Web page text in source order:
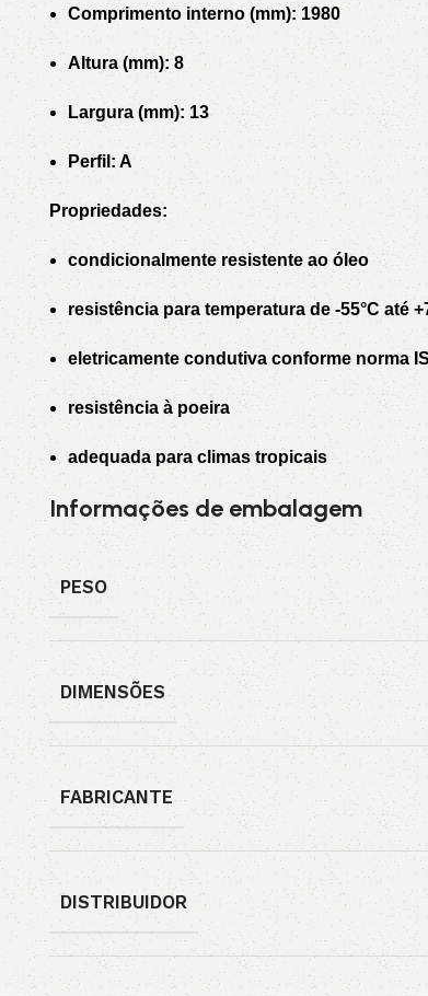
Comprimento interno (mm): 1980
Altura (mm): 8
Largura (mm): 13
Perfil: A
Propriedades:
condicionalmente resistente ao óleo
resistência para temperatura de -55°C até
eletricamente condutiva conforme norma
resistência à poeira
adequada para climas tropicais
Informações de embalagem
PESO
DIMENSÕES
FABRICANTE
DISTRIBUIDOR